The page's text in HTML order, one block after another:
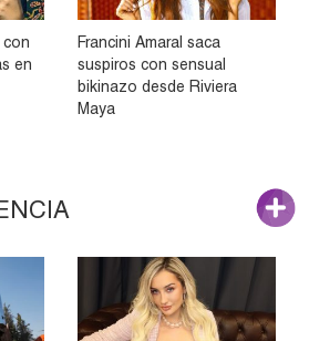
con
en
Francini Amaral saca
suspiros con sensual
bikinazo desde Riviera
Maya